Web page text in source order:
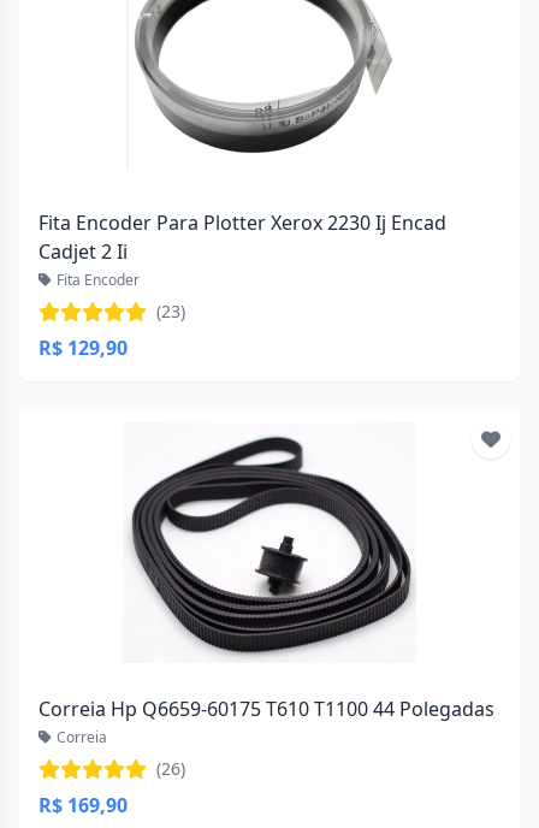
Fita Encoder Para Plotter Xerox 2230 Ij Encad
Cadjet 2 Ii
Fita Encoder
(23)
R$ 129,90
Correia Hp Q6659-60175 T610 T1100 44 Polegadas
Correia
(26)
R$ 169,90